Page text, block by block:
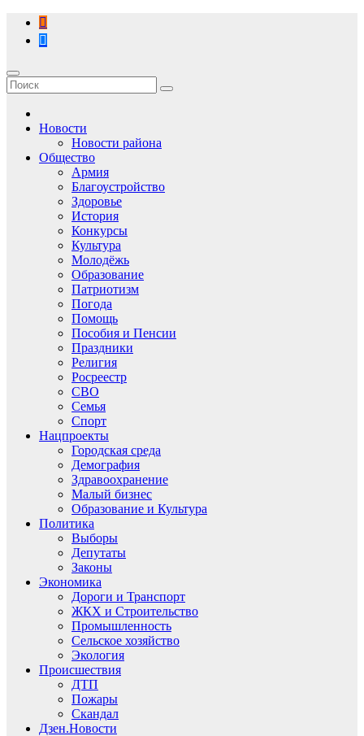
Перейти
содержимому
Новости
Новости района
Общество
Армия
Благоустройство
Здоровье
История
Конкурсы
Культура
Молодёжь
Образование
Патриотизм
Погода
Помощь
Пособия и Пенсии
Праздники
Религия
Росреестр
СВО
Семья
Спорт
Нацпроекты
Городская среда
Демография
Здравоохранение
Малый бизнес
Образование и Культура
Политика
Выборы
Депутаты
Законы
Экономика
Дороги и Транспорт
ЖКХ и Строительство
Промышленность
Сельское хозяйство
Экология
Происшествия
ДТП
Пожары
Скандал
Дзен.Новости